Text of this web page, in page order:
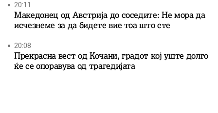
20:11
Македонец од Австрија до соседите: Не мора да
исчезнеме за да бидете вие ​​тоа што сте
20:08
Прекрасна вест од Кочани, градот кој уште долго
ќе се опоравува од трагедијата